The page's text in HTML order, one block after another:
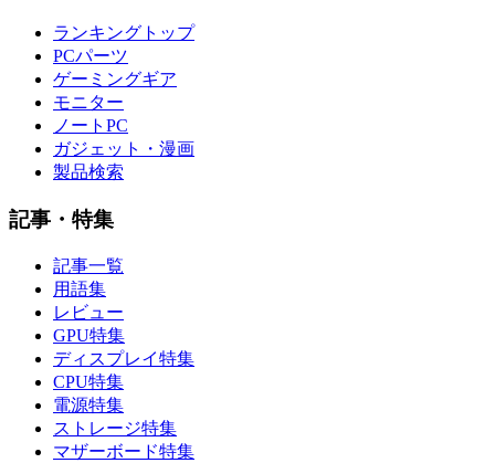
ランキングトップ
PCパーツ
ゲーミングギア
モニター
ノートPC
ガジェット・漫画
製品検索
記事・特集
記事一覧
用語集
レビュー
GPU特集
ディスプレイ特集
CPU特集
電源特集
ストレージ特集
マザーボード特集